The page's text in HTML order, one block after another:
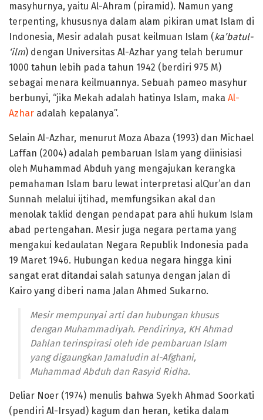
masyhurnya, yaitu Al-Ahram (piramid). Namun yang
terpenting, khususnya dalam alam pikiran umat Islam di
Indonesia, Mesir adalah pusat keilmuan Islam (ka’batul-
‘ilm) dengan Universitas Al-Azhar yang telah berumur
1000 tahun lebih pada tahun 1942 (berdiri 975 M)
sebagai menara keilmuannya. Sebuah pameo masyhur
berbunyi, “jika Mekah adalah hatinya Islam, maka Al-
Azhar adalah kepalanya”.
Selain Al-Azhar, menurut Moza Abaza (1993) dan Michael
Laffan (2004) adalah pembaruan Islam yang diinisiasi
oleh Muhammad Abduh yang mengajukan kerangka
pemahaman Islam baru lewat interpretasi alQur’an dan
Sunnah melalui ijtihad, memfungsikan akal dan
menolak taklid dengan pendapat para ahli hukum Islam
abad pertengahan. Mesir juga negara pertama yang
mengakui kedaulatan Negara Republik Indonesia pada
19 Maret 1946. Hubungan kedua negara hingga kini
sangat erat ditandai salah satunya dengan jalan di
Kairo yang diberi nama Jalan Ahmed Sukarno.
Mesir mempunyai arti dan hubungan khusus
dengan Muhammadiyah. Pendirinya, KH Ahmad
Dahlan terinspirasi oleh ide pembaruan Islam
yang digaungkan Jamaludin al-Afghani,
Muhammad Abduh dan Rasyid Ridha.
Deliar Noer (1974) menulis bahwa Syekh Ahmad Soorkati
(pendiri Al-Irsyad) kagum dan heran, ketika dalam